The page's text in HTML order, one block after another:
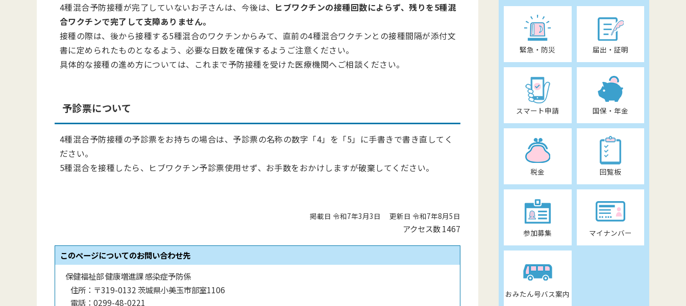
4種混合予防接種が完了していないお子さんは、今後は、 ヒブワクチンの接種回数によらず、残りを5種混
合ワクチンで完了して支障ありません。
接種の際は、後から接種する5種混合のワクチンからみて、直前の4種混合ワクチンとの接種間隔が添付文
書に定められたものとなるよう、必要な日数を確保するようご注意ください。
具体的な接種の進め方については、これまで予防接種を受けた医療機関へご相談ください。
予診票について
4種混合予防接種の予診票をお持ちの場合は、予診票の名称の数字「4」を「5」に手書きで書き直してく
ださい。
5種混合を接種したら、ヒブワクチン予診票使用せず、お手数をおかけしますが破棄してください。
掲載日 令和7年3月3日 更新日 令和7年8月5日
アクセス数1467
このページについてのお問い合わせ先
保健福祉部 健康増進課 感染症予防係
住所： 〒319-0132 茨城県小美玉市部室1106
電話： 0299-48-0221
緊急・防災 届出・証明
スマート申請 国保・年金
税金 回覧板
参加募集 マイナンバー
おみたん号バス案内